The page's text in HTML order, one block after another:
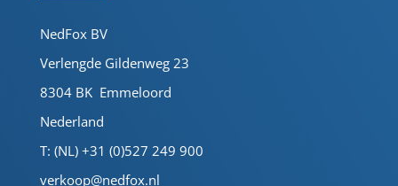
NedFox BV
Verlengde Gildenweg 23
8304 BK Emmeloord
Nederland
T: (NL) +31 (0)527 249 900
verkoop@nedfox.nl